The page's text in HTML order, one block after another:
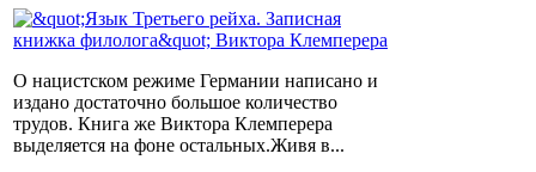
О нацистском режиме Германии написано и
издано достаточно большое количество
трудов. Книга же Виктора Клемперера
выделяется на фоне остальных.Живя в...